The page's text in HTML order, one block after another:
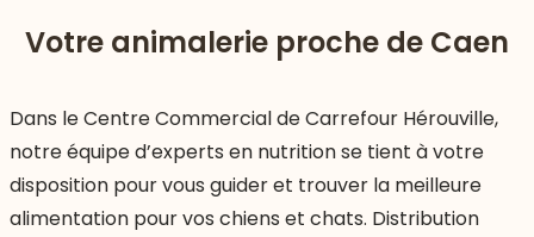
Votre animalerie proche de Caen
Dans le Centre Commercial de Carrefour Hérouville,
notre équipe d’experts en nutrition se tient à votre
disposition pour vous guider et trouver la meilleure
alimentation pour vos chiens et chats. Distribution